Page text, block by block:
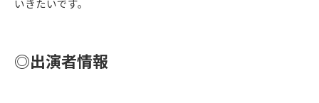
いきたいです。
◎出演者情報